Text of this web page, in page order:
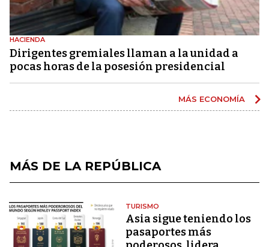
HACIENDA
Dirigentes gremiales llaman a la unidad a
pocas horas de la posesión presidencial
MÁS ECONOMÍA
MÁS DE LA REPÚBLICA
TURISMO
Asia sigue teniendo los
pasaportes más